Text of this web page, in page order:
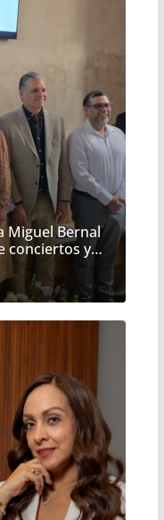
Miguel Bernal
conciertos y